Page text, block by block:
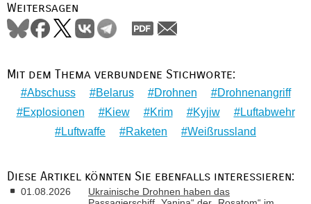
Weitersagen
Mit dem Thema verbundene Stichworte:
Abschuss Belarus Drohnen
Drohnenangriff
Explosionen
Kiew Krim Kyjiw
Luftabwehr
Luftwaffe
Raketen Weißrussland
Diese Artikel könnten Sie ebenfalls interessieren:
01.08.2026
Ukrainische Drohnen haben das